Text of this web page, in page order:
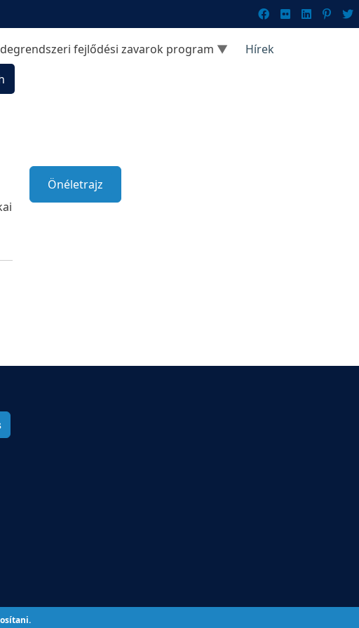
fejlődési zavarok program
Hírek
Önéletrajz